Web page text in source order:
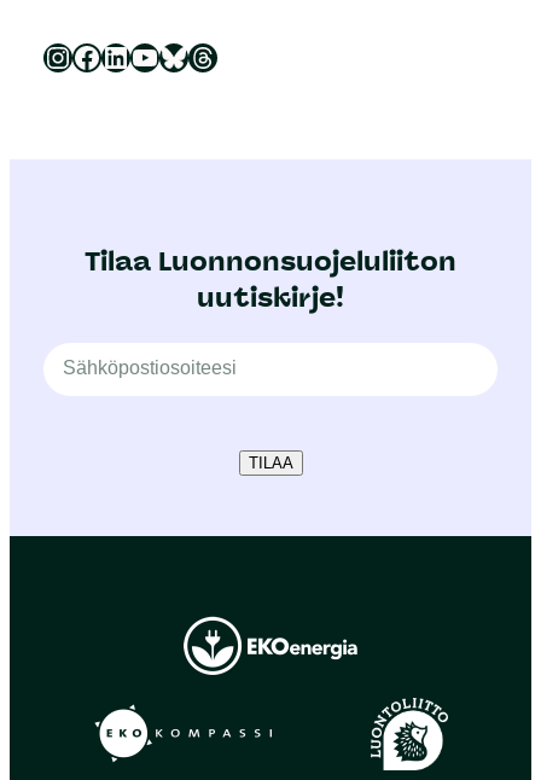
Luonnonsuojeluliitto Instagramissa Luonnonsuojeluliitto Facebookissa Luonnonsuojeluliitto LinkedInissä Luonnonsuojeluliiton YouTube-kanava Luonnonsuojeluliitto Blueskyssa Luonnonsuojeluliitto Threadsissa
Tilaa Luonnonsuojeluliiton
uutiskirje!
TILAA